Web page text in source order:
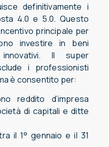
definitivamente i
4.0 e 5.0. Questo
principale per
investire in beni
Il super
i professionisti
è consentito per:
reddito d’impresa
di capitali e ditte
il 1° gennaio e il 31